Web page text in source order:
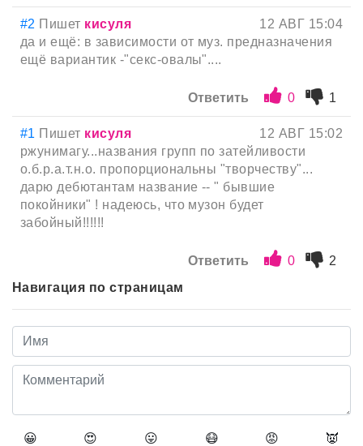
#2 Пишет кисуля
12 АВГ 15:04
да и ещё: в зависимости от муз. предназначения
ещё вариантик -"секс-овалы"....
Ответить 0 1
#1 Пишет кисуля
12 АВГ 15:02
ржунимагу...названия групп по затейливости
о.б.р.а.т.н.о. пропорциональны "творчеству"...
дарю дебютантам название -- " бывшие
покойники" ! надеюсь, что музон будет
забойный!!!!!!
Ответить 0
2
Навигация по страницам
😀 😍 😛 😷 😡 👿